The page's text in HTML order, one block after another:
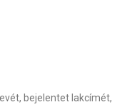
bejelentet lakcímét,